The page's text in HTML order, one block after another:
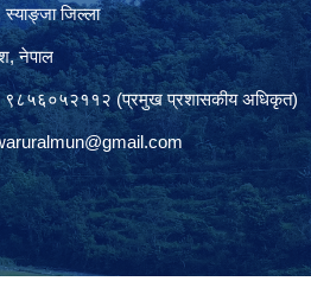
स्याङ्जा जिल्ला
नेपाल
९८५६०५२११२ (प्रमुख प्रशासकीय अधिकृत)